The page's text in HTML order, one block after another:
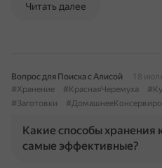
Читать далее
Вопрос для Поиска с Алисой
18 июля
#Хранение
#КраснаяЧеремуха
#Заготовки
Какие способы хранения
самые эффективные?